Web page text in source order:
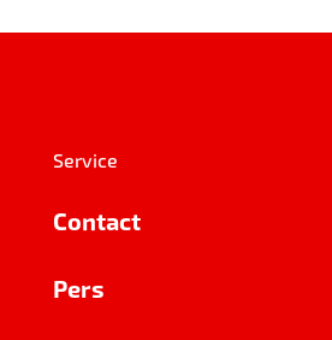
Service
Contact
Pers